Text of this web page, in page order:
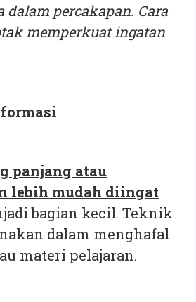
dalam percakapan. Cara
memperkuat ingatan
panjang atau
lebih mudah diingat
bagian kecil. Teknik
dalam menghafal
materi pelajaran.